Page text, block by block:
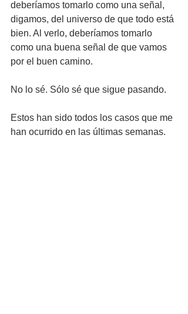
deberíamos tomarlo como una señal,
digamos, del universo de que todo está
bien. Al verlo, deberíamos tomarlo
como una buena señal de que vamos
por el buen camino.
No lo sé. Sólo sé que sigue pasando.
Estos han sido todos los casos que me
han ocurrido en las últimas semanas.